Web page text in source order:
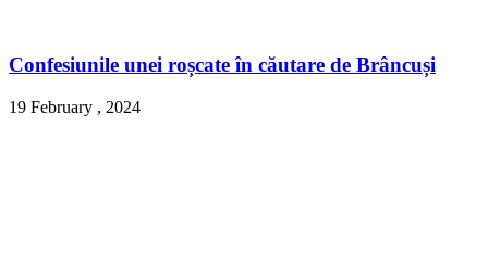
Confesiunile unei roșcate în căutare de Brâncuși
19 February , 2024